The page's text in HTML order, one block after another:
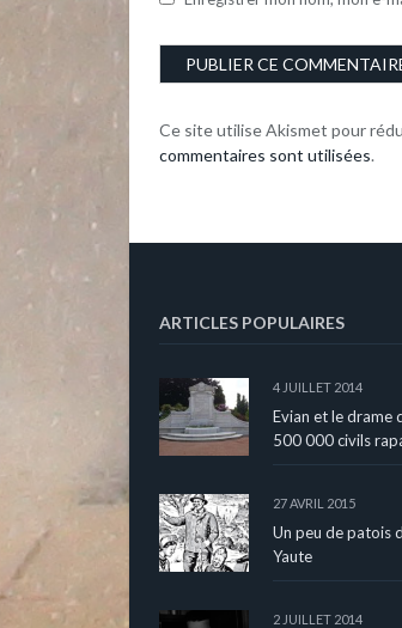
Ce site utilise Akismet pour
commentaires sont utilisées.
ARTICLES POPULAIRES
4 JUILLET 2014
Evian et le drame
500 000 civils
27 AVRIL 2015
Un peu de patois
Yaute
2 JUILLET 2014